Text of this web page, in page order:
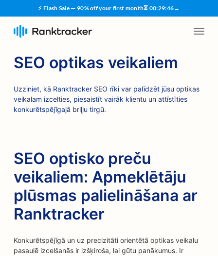
⚡ Flash Sale — 90% off your first month⏳ 00:29:45→
SEO optikas veikaliem
Uzziniet, kā Ranktracker SEO rīki var palīdzēt jūsu optikas
veikalam izcelties, piesaistīt vairāk klientu un attīstīties
konkurētspējīgajā briļļu tirgū.
SEO optisko preču
veikaliem: Apmeklētāju
plūsmas palielināšana ar
Ranktracker
Konkurētspējīgā un uz precizitāti orientētā optikas veikalu
pasaulē izcelšanās ir izšķiroša, lai gūtu panākumus. Ir